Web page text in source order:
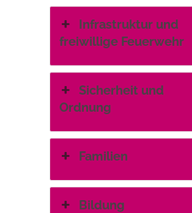
Infrastruktur und
freiwillige Feuerwehr
Sicherheit und
Ordnung
Familien
Bildung